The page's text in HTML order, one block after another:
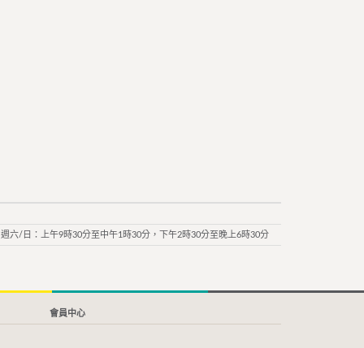
六/日：上午9時30分至中午1時30分，下午2時30分至晚上6時30分
會員中心